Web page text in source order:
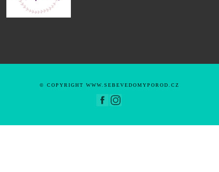
© COPYRIGHT WWW.SEBEVEDOMYPOROD.CZ